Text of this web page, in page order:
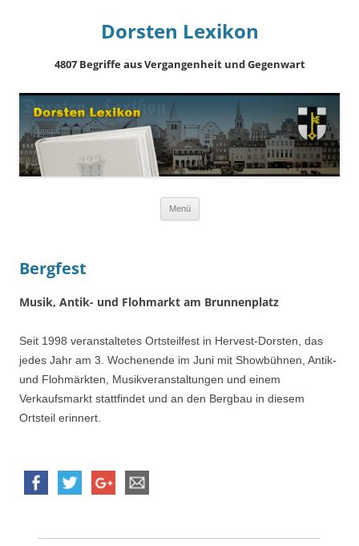
Dorsten Lexikon
4807 Begriffe aus Vergangenheit und Gegenwart
Menü
Bergfest
Musik, Antik- und Flohmarkt am Brunnenplatz
Seit 1998 veranstaltetes Ortsteilfest in Hervest-Dorsten, das
jedes Jahr am 3. Wochenende im Juni mit Showbühnen, Antik-
und Flohmärkten, Musikveranstaltungen und einem
Verkaufsmarkt stattfindet und an den Bergbau in diesem
Ortsteil erinnert.